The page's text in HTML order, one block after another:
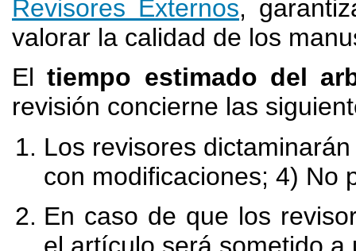
Revisores Externos,
valorar la calidad de los
Eltiempo estimado del
revisión concierne las
Los revisores
con modificaciones; 4) No
En caso de que los